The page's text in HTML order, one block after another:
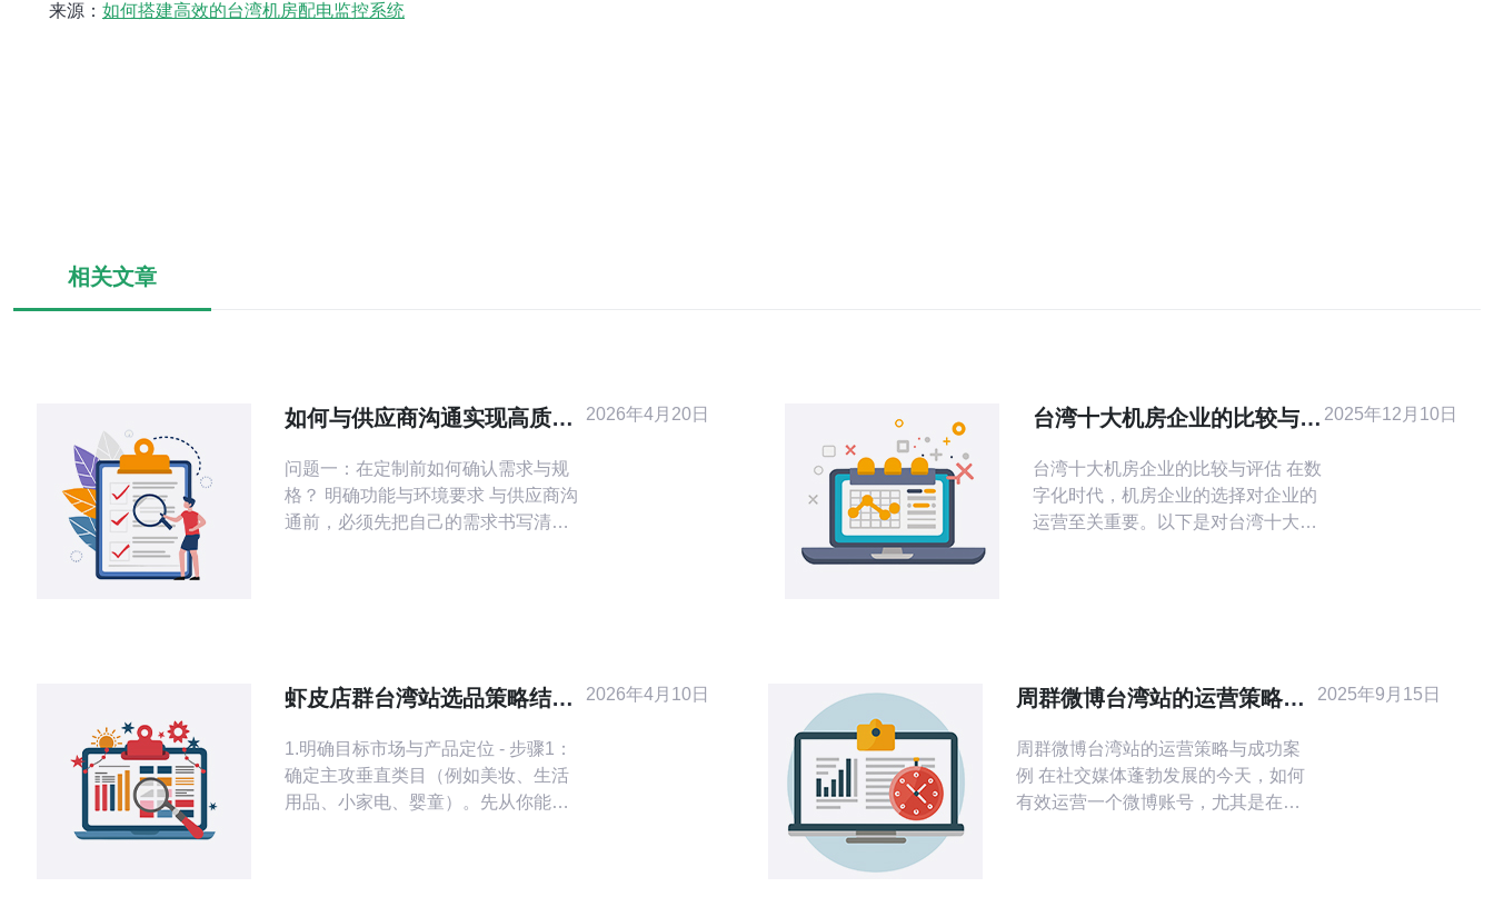
来源： 如何搭建高效的台湾机房配电监控系统
相关文章
如何与供应商沟通实现高质量
问题一：在定制前如何确认需求与规
格？ 明确功能与环境要求 与供应商沟
通前，必须先把自己的需求书写清
享，减少理解偏差。 提出性能与兼容
性要求 注明需兼容的服务器型号、电
2026年4月20日
台湾十大机房企业的比较与评
台湾十大机房企业的比较与评估 在数
字化时代，机房企业的选择对企业的
运营至关重要。以下是对台湾十大机
而另一些企业则可能在IT基础设施建
设上更有优势。 2. 技术创新：随着科
2025年12月10日
虾皮店群台湾站选品策略结合
1.明确目标市场与产品定位 - 步骤1：
确定主攻垂直类目（例如美妆、生活
用品、小家电、婴童）。先从你能稳
2026年4月10日
周群微博台湾站的运营策略与
周群微博台湾站的运营策略与成功案
例 在社交媒体蓬勃发展的今天，如何
有效运营一个微博账号，尤其是在台
2025年9月15日